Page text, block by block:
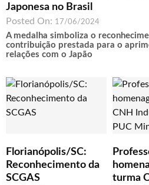
Japonesa no Brasil
Posted On: 17/06/2024
A medalha simboliza o
contribuição prestada para o
relações com o Japão
Florianópolis/SC:
Reconhecimento da
SCGAS
turma